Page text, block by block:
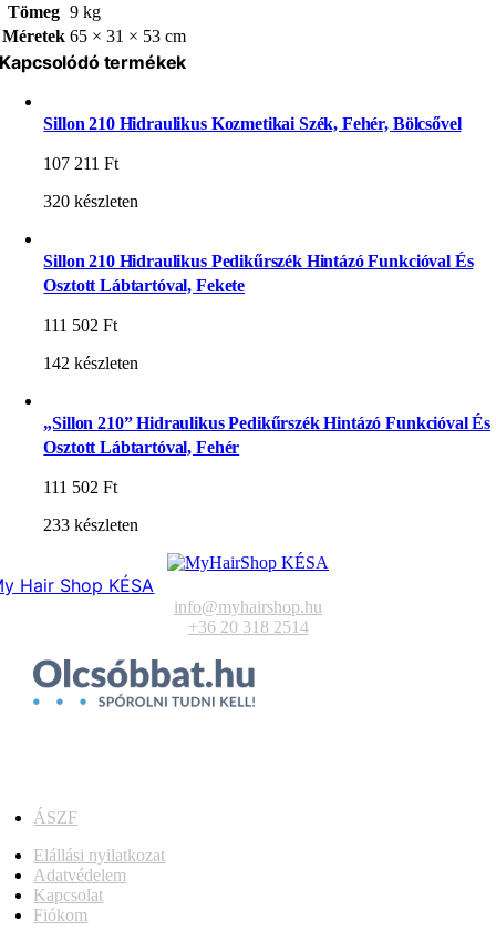
Tömeg 9 kg
Méretek 65 × 31 × 53 cm
Kapcsolódó termékek
Sillon 210 Hidraulikus Kozmetikai Szék, Fehér, Bölcsővel
107 211Ft
320 készleten
Sillon 210 Hidraulikus Pedikűrszék Hintázó Funkcióval És
Osztott Lábtartóval, Fekete
111 502Ft
142 készleten
„Sillon 210” Hidraulikus Pedikűrszék Hintázó Funkcióval És
Osztott Lábtartóval, Fehér
111 502Ft
233 készleten
Hair Shop KÉSA
info@myhairshop.hu
+36 20 318 2514
ÁSZF
Elállási nyilatkozat
Adatvédelem
Kapcsolat
Fiókom